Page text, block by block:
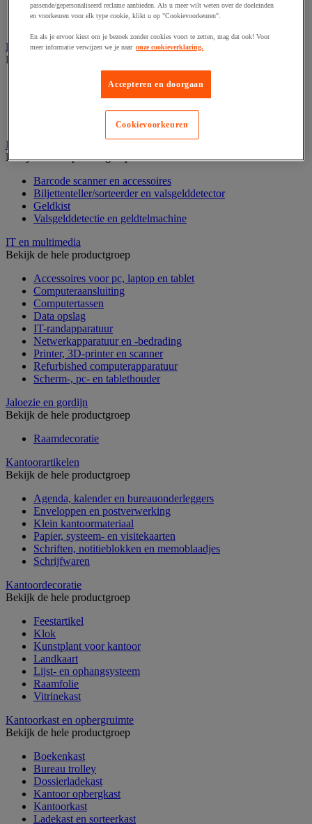
Deurnaambord
Folderrek en -houder
Bekijk de hele productgroep
Mobiel folderrek
Tafel folderstandaard
Inname en beheer van geld
Bekijk de hele productgroep
Barcode scanner en accessoires
Biljettenteller/sorteerder en valsgelddetector
Geldkist
Valsgelddetectie en geldtelmachine
IT en multimedia
Bekijk de hele productgroep
Accessoires voor pc, laptop en tablet
Computeraansluiting
Computertassen
Data opslag
IT-randapparatuur
Netwerkapparatuur en -bedrading
Printer, 3D-printer en scanner
Refurbished computerapparatuur
Scherm-, pc- en tablethouder
Jaloezie en gordijn
Bekijk de hele productgroep
Raamdecoratie
Kantoorartikelen
Bekijk de hele productgroep
Agenda, kalender en bureauonderleggers
Enveloppen en postverwerking
Klein kantoormateriaal
Papier, systeem- en visitekaarten
Schriften, notitieblokken en memoblaadjes
Schrijfwaren
Kantoordecoratie
Bekijk de hele productgroep
Feestartikel
Klok
Kunstplant voor kantoor
Landkaart
Lijst- en ophangsysteem
Raamfolie
Vitrinekast
Kantoorkast en opbergruimte
Bekijk de hele productgroep
Boekenkast
Bureau trolley
Dossierladekast
Kantoor opbergkast
Kantoorkast
Ladekast en sorteerkast
passende/gepersonaliseerd reclame aanbieden. Als u meer wilt weten over de doeleinden
en voorkeuren voor elk type cookie, klikt u op "Cookievoorkeuren".
En als je ervoor kiest om je bezoek zonder cookies voort te zetten, mag dat ook! Voor
meer informatie verwijzen we je naar onze cookieverklaring.
Accepteren en doorgaan
Cookievoorkeuren